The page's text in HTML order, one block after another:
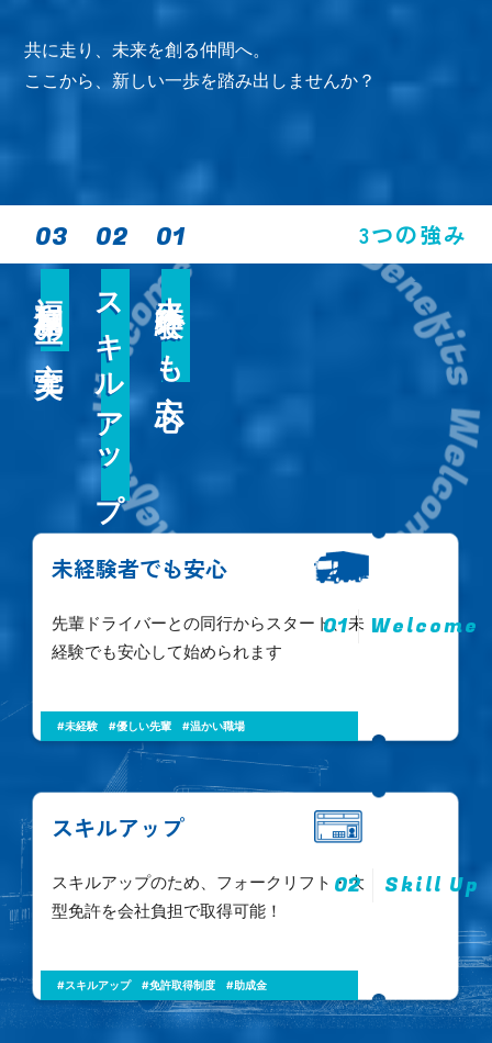
共に走り、未来を創る仲間へ。
ここから、新しい一歩を踏み出しませんか？
3つの強み
03
福利厚生の充実
福利厚生の充実
02
スキルアップ
スキルアップ
01
未経験でも安心
未経験でも安心
未経験者でも安心
先輩ドライバーとの同行からスタート、未
経験でも安心して始められます
#未経験 #優しい先輩 #温かい職場
01 Welcome
スキルアップ
スキルアップのため、フォークリフト・大
型免許を会社負担で取得可能！
#スキルアップ #免許取得制度 #助成金
02 Skill Up